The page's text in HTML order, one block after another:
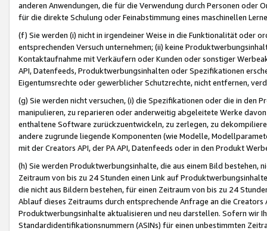
anderen Anwendungen, die für die Verwendung durch Personen
für die direkte Schulung oder Feinabstimmung eines maschinellen
(f) Sie werden (i) nicht in irgendeiner Weise in die Funktionalität oder
entsprechenden Versuch unternehmen; (ii) keine
Kontaktaufnahme mit Verkäufern oder Kunden oder sonstiger
API, Datenfeeds, Produktwerbungsinhalten oder Spezifikationen
Eigentumsrechte oder gewerblicher Schutzrechte, nicht entfernen,
(g) Sie werden nicht versuchen, (i) die Spezifikationen oder die in
manipulieren, zu reparieren oder anderweitig abgeleitete Werke
enthaltene Software zurückzuentwickeln, zu zerlegen, zu
andere zugrunde liegende Komponenten (wie Modelle,
mit der Creators API, der PA API, Datenfeeds oder in den Produkt
(h) Sie werden Produktwerbungsinhalte, die aus einem Bild bestehen,
Zeitraum von bis zu 24 Stunden einen Link auf
die nicht aus Bildern bestehen, für einen Zeitraum von bis zu 24
Ablauf dieses Zeitraums durch entsprechende Anfrage an die
Produktwerbungsinhalte aktualisieren und neu darstellen. Sofern wir
Standardidentifikationsnummern (ASINs) für einen unbestimmten